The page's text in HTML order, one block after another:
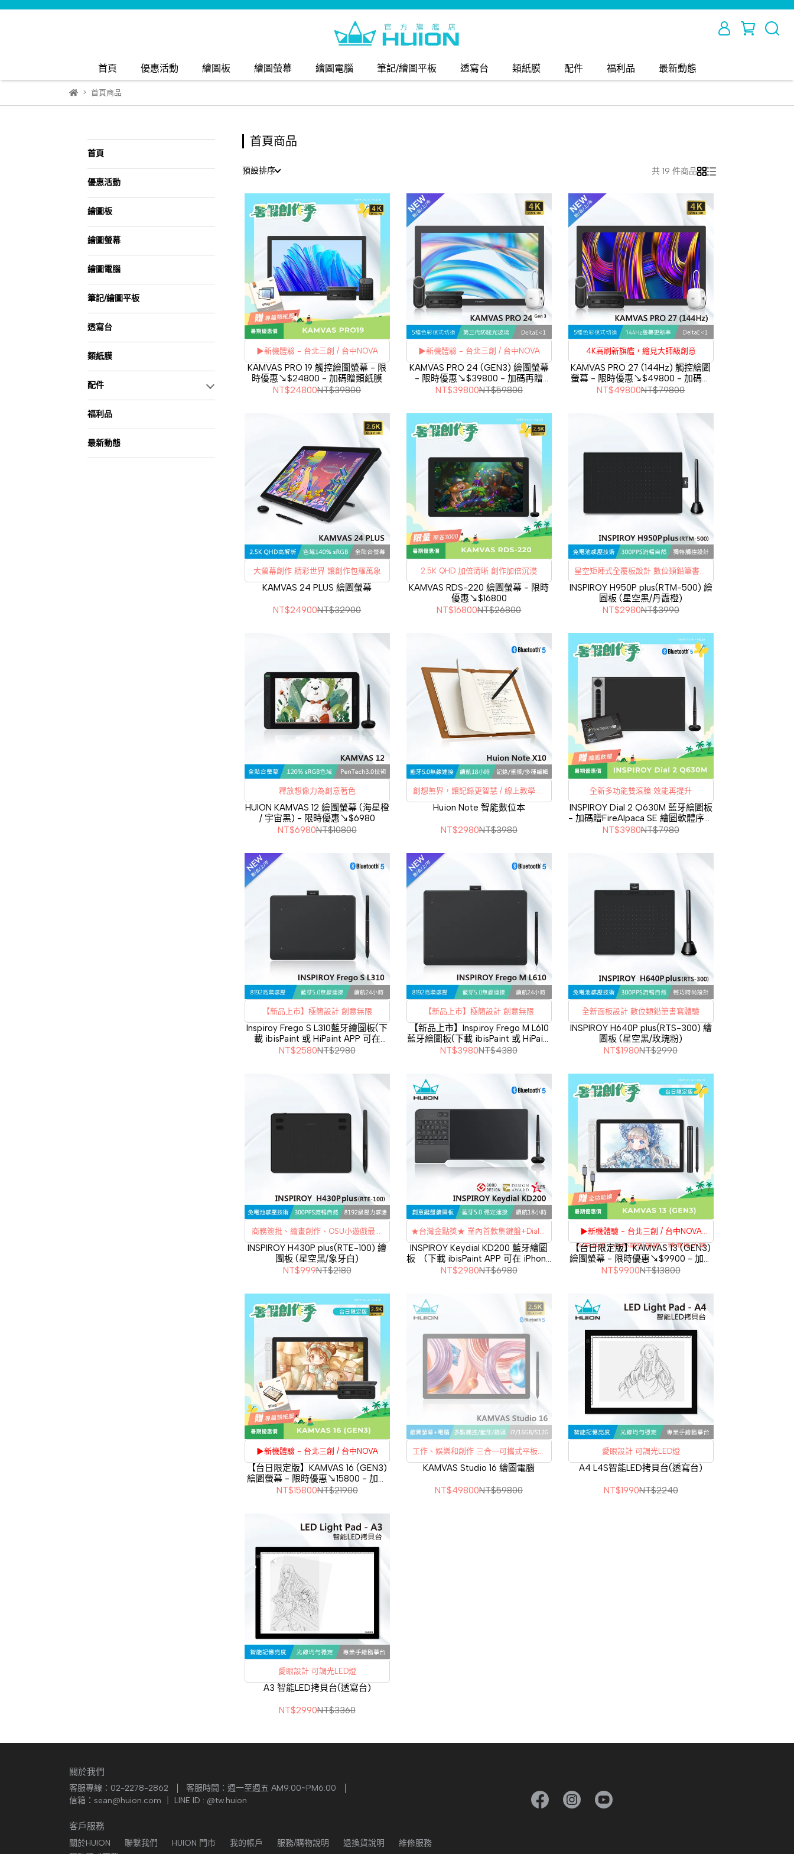
首頁 優惠活動 繪圖板 繪圖螢幕 繪圖電腦 筆記/繪圖平板 透寫台 類紙膜 配件 福利品 最新動態
首頁商品
首頁
優惠活動
繪圖板
繪圖螢幕
繪圖電腦
筆記/繪圖平板
透寫台
類紙膜
配件
福利品
最新動態
首頁商品
預設排序 共 19 件商品
▶新機體驗 - 台北三創 / 台中NOVA
刷卡分期 利率
0%
12期 0%
KAMVAS PRO 19 觸控繪圖螢幕 - 限
時優惠↘$24800 - 加碼贈類紙膜
NT$24800NT$39800
▶新機體驗 - 台北三創 / 台中NOVA
刷卡分期 利率
3期 0%
12期 0%
KAMVAS PRO 24 (GEN3) 繪圖螢幕
- 限時優惠↘$39800 - 加碼再贈
ST100支架
NT$39800NT$59800
4K高刷新旗艦，繪見大師級創意
刷卡分期 利率
0%
12期 0%
KAMVAS PRO 27 (144Hz) 觸控繪圖
螢幕 - 限時優惠↘$49800 - 加碼再
贈ST100支架
NT$49800NT$79800
大螢幕創作 精彩世界 讓創作包羅萬象
KAMVAS 24 PLUS 繪圖螢幕
NT$24900NT$32900
2.5K QHD 加倍清晰 創作加倍沉浸
KAMVAS RDS-220 繪圖螢幕 - 限時
優惠↘$16800
NT$16800NT$26800
星空矩陣式全覆板設計 數位類鉛筆書寫
體驗
INSPIROY H950P plus(RTM-500) 繪
圖板 (星空黑/丹霞橙)
NT$2980NT$3990
釋放想像力為創意著色
HUION KAMVAS 12 繪圖螢幕 (海星橙
/ 宇宙黑) - 限時優惠↘$6980
NT$6980NT$10800
創想無界，讓記錄更智慧 / 線上教學 首
選品牌 /
Huion Note 智能數位本
NT$2980NT$3980
全新多功能雙滾輪 效能再提升
INSPIROY Dial 2 Q630M 藍牙繪圖板
- 加碼贈FireAlpaca SE 繪圖軟體序號
卡(終身版)
NT$3980NT$7980
【新品上市】極簡設計 創意無限
Inspiroy Frego S L310藍牙繪圖板(下
載 ibisPaint 或 HiPaint APP 可在
iPhone / iPad 上使用)
NT$2580NT$2980
【新品上市】極簡設計 創意無限
【新品上市】Inspiroy Frego M L610
藍牙繪圖板(下載 ibisPaint 或 HiPaint
APP 可在 iPhone / iPad 上使用)
NT$3980NT$4380
全新面板設計 數位類鉛筆書寫體驗
INSPIROY H640P plus(RTS-300) 繪
圖板 (星空黑/玫瑰粉)
NT$1980NT$2990
商務簽批、繪畫創作、OSU小遊戲最佳
選擇
INSPIROY H430P plus(RTE-100) 繪
圖板 (星空黑/象牙白)
NT$999NT$2180
★台灣金點獎★ 業內首款集鍵盤+Dial功
能的藍牙專業繪圖板
INSPIROY Keydial KD200 藍牙繪圖
板 (下載 ibisPaint APP 可在 iPhone
/ iPad 上使用)
NT$2980NT$6980
▶新機體驗 - 台北三創 / 台中NOVA
全面升級，從螢幕到筆觸，精準操控萬
千細節
刷卡分期 利率
0%
【台日限定版】KAMVAS 13 (GEN3)
繪圖螢幕 - 限時優惠↘$9900 - 加碼
送Idart Type-C線材
NT$9900NT$13800
▶新機體驗 - 台北三創 / 台中NOVA
刷卡分期 利率
0%
0%
12期
【台日限定版】KAMVAS 16 (GEN3)
繪圖螢幕 - 限時優惠↘15800 - 加碼
送類紙膜
NT$15800NT$21900
工作、娛樂和創作 三合一可攜式平板電
腦
KAMVAS Studio 16 繪圖電腦
NT$49800NT$59800
愛眼設計 可調光LED燈
A4 L4S智能LED拷貝台(透寫台)
NT$1990NT$2240
愛眼設計 可調光LED燈
A3 智能LED拷貝台(透寫台)
NT$2990NT$3360
關於我們
客服專線：02-2278-2862
客服時間：週一至週五 AM9:00~PM6:00
信箱：sean@huion.com ｜ LINE ID : @tw.huion
客戶服務
關於HUION 聯繫我們 HUION 門市 我的帳戶 服務/購物說明 退換貨說明
維修服務